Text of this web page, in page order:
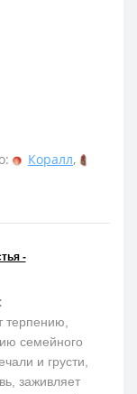
Коралл,
-
семейного
и грусти,
заживляет